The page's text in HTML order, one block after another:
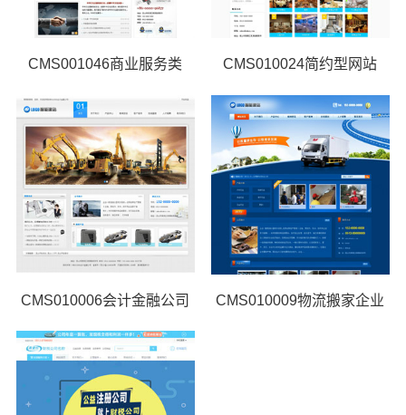
CMS001046商业服务类 CMS010024简约型网站
CMS010006会计金融公司 CMS010009物流搬家企业